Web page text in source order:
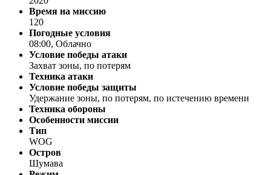
Время на миссию
120
Погодные условия
08:00, Облачно
Условие победы атаки
Захват зоны, по потерям
Техника атаки
Условие победы защиты
Удержание зоны, по потерям, по истечению времени
Техника обороны
Особенности миссии
Тип
WOG
Остров
Шумава